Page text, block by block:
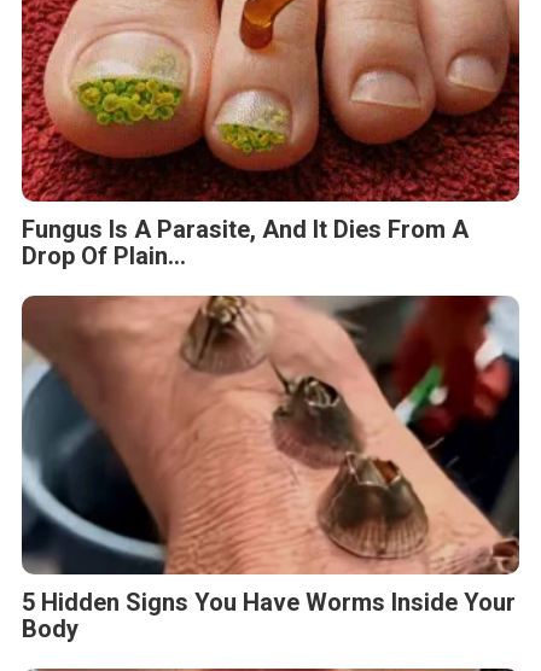
Fungus Is A Parasite, And It Dies From A
Drop Of Plain...
5 Hidden Signs You Have Worms Inside Your
Body